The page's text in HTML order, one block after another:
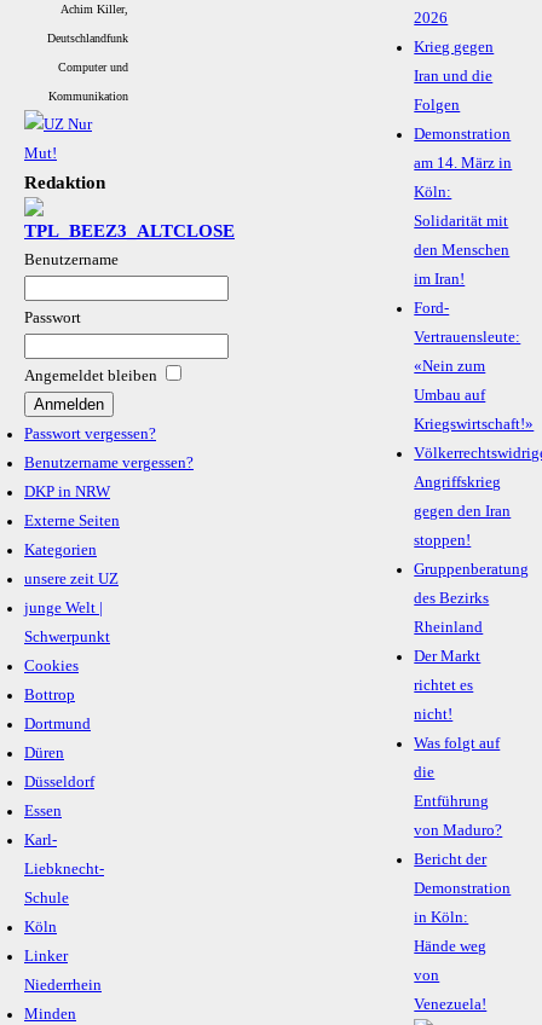
Achim Killer,
Deutschlandfunk
Computer und
Kommunikation
Redaktion
Benutzername
Passwort
Angemeldet bleiben
Passwort vergessen?
Benutzername vergessen?
DKP in NRW
Externe Seiten
Kategorien
unsere zeit UZ
junge Welt |
Schwerpunkt
Cookies
Bottrop
Dortmund
Düren
Düsseldorf
Essen
Karl-
Liebknecht-
Schule
Köln
Linker
Niederrhein
Minden
2026
Krieg gegen
Iran und die
Folgen
Demonstration
am 14. März in
Köln:
Solidarität mit
den Menschen
im Iran!
Ford-
Vertrauensleute:
«Nein zum
Umbau auf
Kriegswirtschaft!»
Angriffskrieg
gegen den Iran
stoppen!
Gruppenberatung
des Bezirks
Rheinland
Der Markt
richtet es
nicht!
Was folgt auf
die
Entführung
von Maduro?
Bericht der
Demonstration
in Köln:
Hände weg
von
Venezuela!